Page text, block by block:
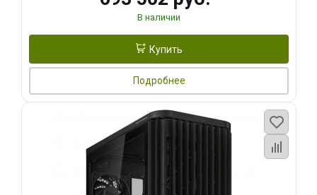
В наличии
Купить
Подробнее